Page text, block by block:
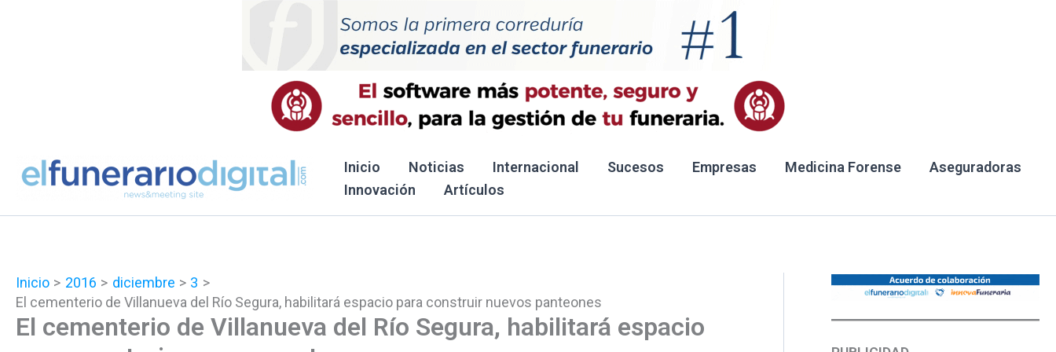
Inicio Noticias Internacional Sucesos Empresas Medicina Forense
Aseguradoras
Innovación
Artículos
Inicio 2016 diciembre
3
El cementerio de Villanueva del Río Segura, habilitará espacio para construir nuevos panteones
El cementerio de Villanueva del Río Segura, habilitará espacio